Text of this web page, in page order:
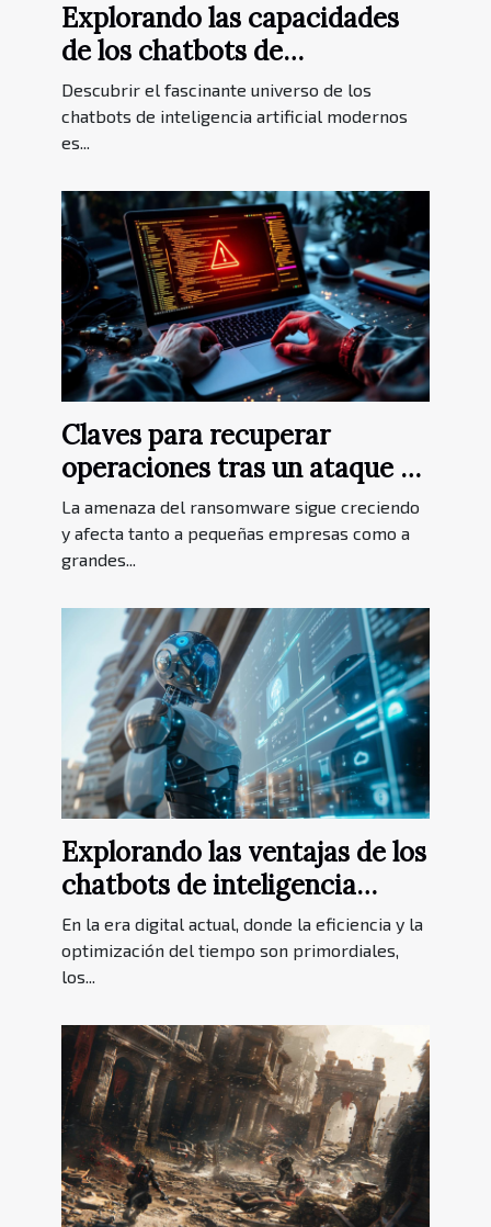
Explorando las capacidades
de los chatbots de
inteligencia artificial
modernos
Descubrir el fascinante universo de los
chatbots de inteligencia artificial modernos
es...
Claves para recuperar
operaciones tras un ataque de
ransomware
La amenaza del ransomware sigue creciendo
y afecta tanto a pequeñas empresas como a
grandes...
Explorando las ventajas de los
chatbots de inteligencia
artificial para negocios
En la era digital actual, donde la eficiencia y la
optimización del tiempo son primordiales,
los...